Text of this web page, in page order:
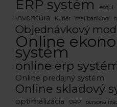
ERP systém esoul
inventúra
Kuriér mailbanking
Objednávkový
Online
systém
online erp
Online predajný systém
Online skladový
optimalizácia ORP